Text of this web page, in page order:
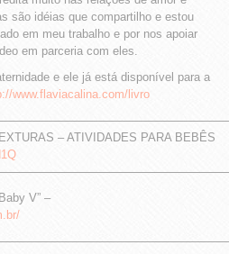
são idéias que compartilho e estou
em meu trabalho e por nos apoiar
em parceria com eles.
e ele já está disponível para a
www.flaviacalina.com/livro
– ATIVIDADES PARA BEBÊS
V” –